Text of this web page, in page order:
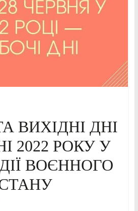
ВИХІДНІ ДНІ
2022 РОКУ У
ВОЄННОГО